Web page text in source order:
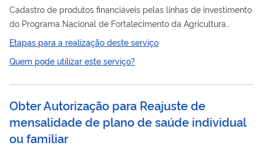
Cadastro de produtos financiáveis pelas linhas de investimento
do Programa Nacional de Fortalecimento da Agricultura
Familiar– Pronaf para obtenção do código "Mais Alimentos”
Atualmente, o cadastro é exigido apenas para os seguintes
itens: - Tratores; - Colheitadeiras; - Autoproledidos de
feito pelas empresas fabricantes dos itens acima que
desejam...
Etapas para a realização deste serviço
Quem pode utilizar este serviço?
Obter Autorização para Reajuste de
mensalidade de plano de saúde individual
ou familiar